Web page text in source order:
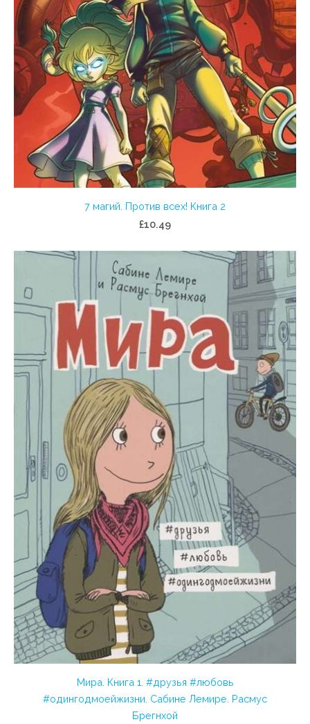
7 магий. Против всех! Книга 2
£10.49
Мира. Книга 1. #друзья #любовь
#одингодмоейжизни. Сабине Лемире. Расмус
Брегнхой